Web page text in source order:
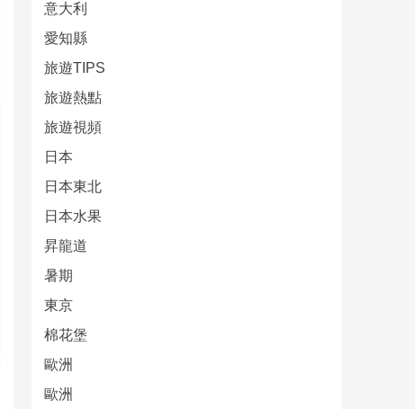
意大利
愛知縣
旅遊TIPS
旅遊熱點
旅遊視頻
日本
日本東北
日本水果
昇龍道
暑期
東京
棉花堡
歐洲
歐洲